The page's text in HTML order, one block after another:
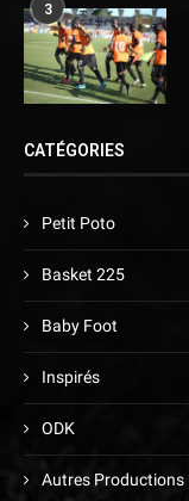
3
CATÉGORIES
Petit Poto
Basket 225
Baby Foot
Inspirés
ODK
Autres Productions